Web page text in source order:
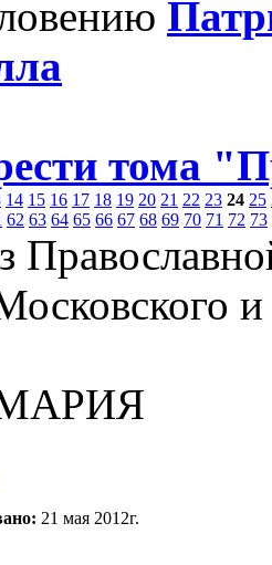
тома
14 15 16 17 18 19 20 21 22 23 24 25
62 63 64 65 66 67 68 69 70 71 72 73
21 мая 2012г.